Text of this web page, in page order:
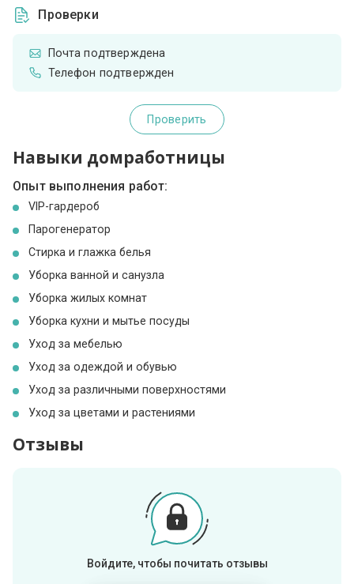
Проверки
Почта подтверждена
Телефон подтвержден
Проверить
Навыки домработницы
Опыт выполнения работ:
VIP-гардероб
Парогенератор
Стирка и глажка белья
Уборка ванной и санузла
Уборка жилых комнат
Уборка кухни и мытье посуды
Уход за мебелью
Уход за одеждой и обувью
Уход за различными поверхностями
Уход за цветами и растениями
Отзывы
Войдите, чтобы почитать отзывы